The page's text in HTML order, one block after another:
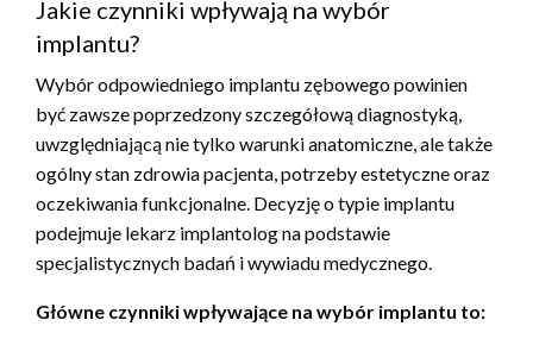
Jakie czynniki wpływają na wybór
implantu?
Wybór odpowiedniego implantu zębowego powinien
być zawsze poprzedzony szczegółową diagnostyką,
uwzględniającą nie tylko warunki anatomiczne, ale także
ogólny stan zdrowia pacjenta, potrzeby estetyczne oraz
oczekiwania funkcjonalne. Decyzję o typie implantu
podejmuje lekarz implantolog na podstawie
specjalistycznych badań i wywiadu medycznego.
Główne czynniki wpływające na wybór implantu to: